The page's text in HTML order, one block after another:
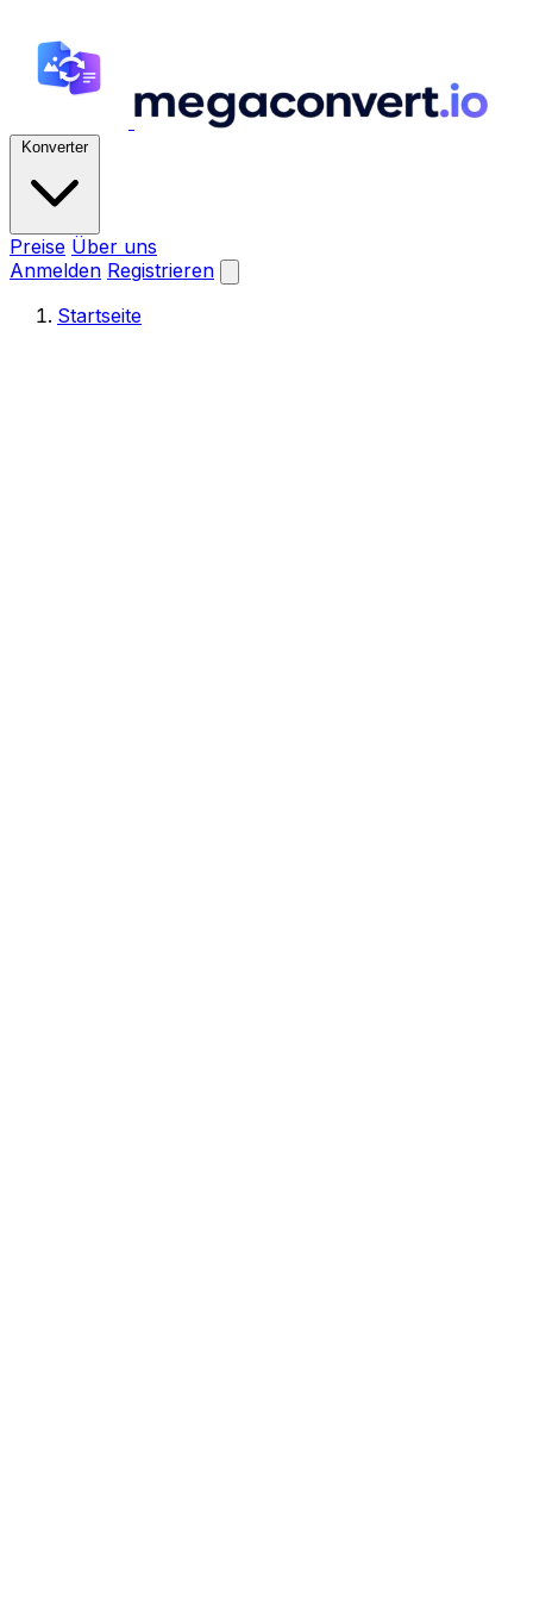
Konverter
Preise Über uns
Anmelden Registrieren
Startseite